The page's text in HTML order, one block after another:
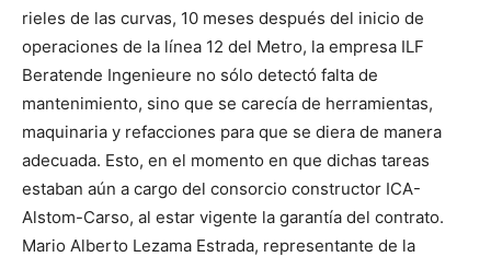
rieles de las curvas, 10 meses después del inicio de
operaciones de la línea 12 del Metro, la empresa ILF
Beratende Ingenieure no sólo detectó falta de
mantenimiento, sino que se carecía de herramientas,
maquinaria y refacciones para que se diera de manera
adecuada. Esto, en el momento en que dichas tareas
estaban aún a cargo del consorcio constructor ICA-
Alstom-Carso, al estar vigente la garantía del contrato.
Mario Alberto Lezama Estrada, representante de la